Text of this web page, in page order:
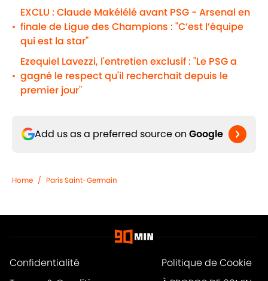
•
EXCLU : Claude Makélélé avant PSG - Arsenal en
finale de Ligue des Champions : "C’est l’équipe
qui est la star"
•
Ezequiel Lavezzi, l'entretien exclusif : "Le PSG a
gagné le respect qu'il recherchait depuis le
premier jour"
Add us as a preferred source on Google
Home / Paris Saint-Germain
Confidentialité
Politique de Cookie